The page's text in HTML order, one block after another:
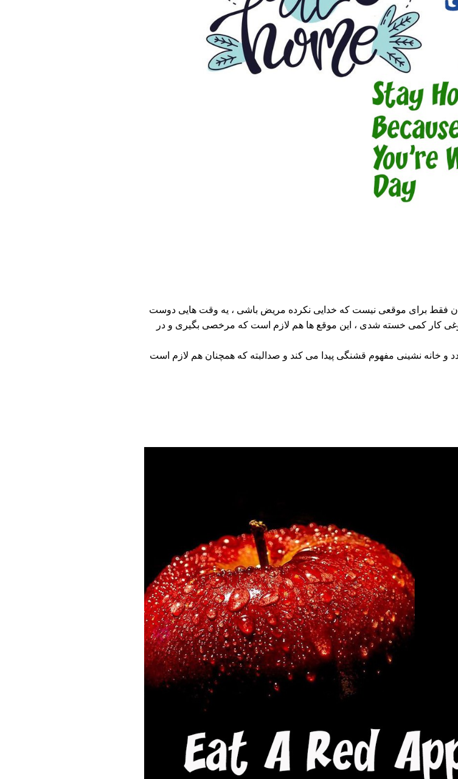
فقط برای موقعی نیست که خدایی نکرده مریض باشی ، یه وقت هایی دوست
کار کمی خسته شدی ، این موقع ها هم لازم است که مرخصی بگیری و در
و خانه نشینی مفهوم قشنگی پیدا می کند و صدالبته که همچنان هم لازم است